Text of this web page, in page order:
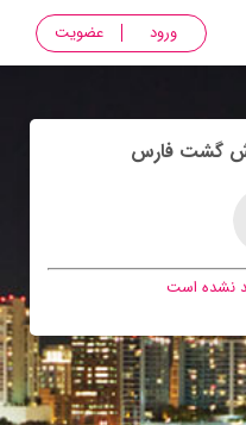
ورود عضویت
گشت فارس
نشده است